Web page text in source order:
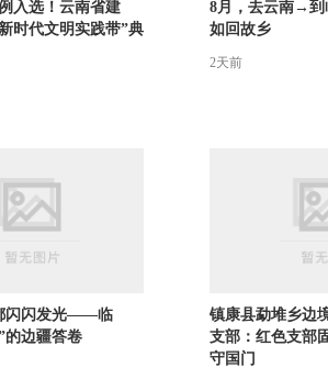
入选！云南省建
时代文明实践带”典
8月，去云南→到
如回故乡
2天前
闪闪发光——临
的边疆答卷
镇康县勐堆乡边
支部：红色支部
守国门